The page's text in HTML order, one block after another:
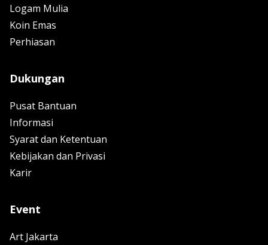
Logam Mulia
Koin Emas
Perhiasan
Dukungan
Pusat Bantuan
Informasi
Syarat dan Ketentuan
Kebijakan dan Privasi
Karir
Event
Art Jakarta